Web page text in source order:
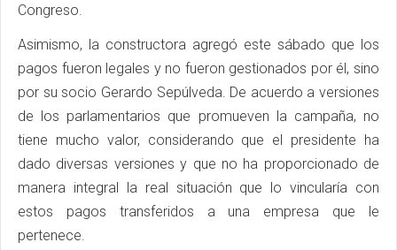
Congreso.
Asimismo, la constructora agregó este sábado que los
pagos fueron legales y no fueron gestionados por él, sino
por su socio Gerardo Sepúlveda. De acuerdo a versiones
de los parlamentarios que promueven la campaña, no
tiene mucho valor, considerando que el presidente ha
dado diversas versiones y que no ha proporcionado de
manera integral la real situación que lo vincularía con
estos pagos transferidos a una empresa que le
pertenece.